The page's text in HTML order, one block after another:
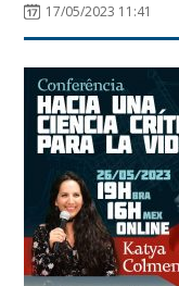
17/05/2023 11:41